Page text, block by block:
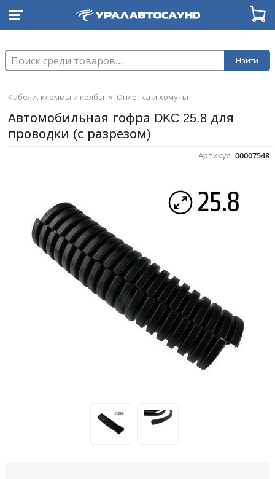
Найти
Кабели, клеммы и колбы » Оплётка и хомуты
Автомобильная гофра DKC 25.8 для
проводки (с разрезом)
Артикул: 00007548